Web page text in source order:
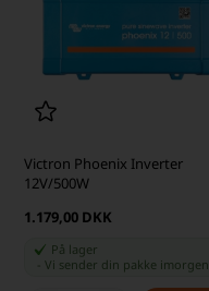
Victron Phoenix Inverter
12V/500W
1.179,00 DKK
På lager
-Vi sender din pakke imorgen